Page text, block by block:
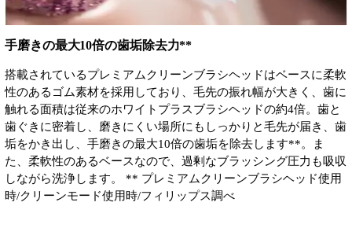
手磨きの最大10倍の歯垢除去力**
搭載されているプレミアムクリーンブラシヘッドはベースに柔軟
性のあるゴム素材を採用しており、毛先の振れ幅が大きく、歯に
触れる面積は従来のホワイトプラスブラシヘッドの約4倍。歯と
歯ぐきに密着し、磨きにくい場所にもしっかりと毛先が届き、歯
垢をかき出し、手磨きの最大10倍の歯垢を除去します**。ま
た、柔軟性のあるベースなので、過剰なブラッシング圧力も吸収
しながら洗浄します。 ** プレミアムクリーンブラシヘッド使用
時/クリーンモード使用時/フィリップス調べ